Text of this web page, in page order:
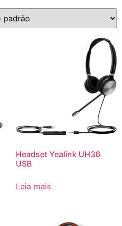
Headset Yealink UH36
USB
Leia mais